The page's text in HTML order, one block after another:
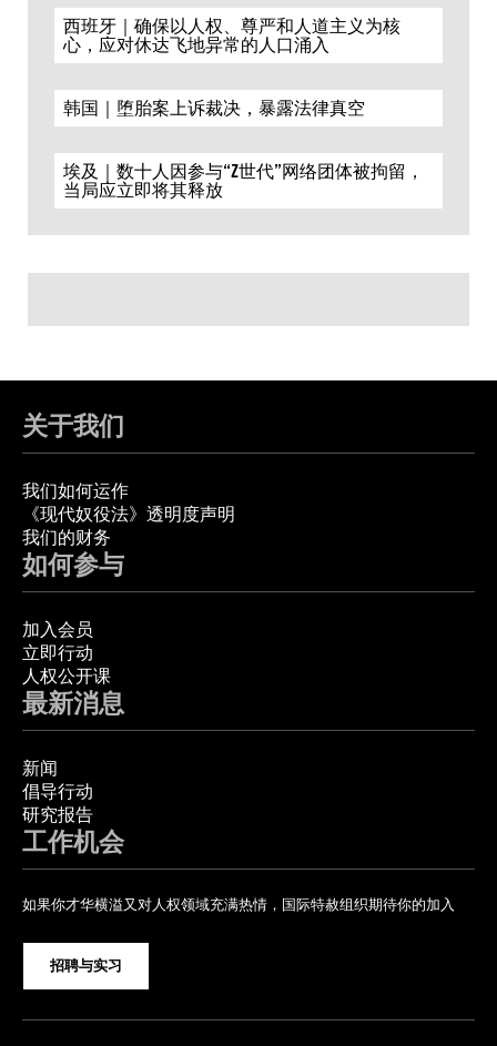
西班牙｜确保以人权、尊严和人道主义为核
心，应对休达飞地异常的人口涌入
韩国｜堕胎案上诉裁决，暴露法律真空
埃及｜数十人因参与“Z世代”网络团体被拘留，
当局应立即将其释放
关于我们
我们如何运作
《现代奴役法》透明度声明
我们的财务
如何参与
加入会员
立即行动
人权公开课
最新消息
新闻
倡导行动
研究报告
工作机会
如果你才华横溢又对人权领域充满热情，国际特赦组织期待你的加入
招聘与实习